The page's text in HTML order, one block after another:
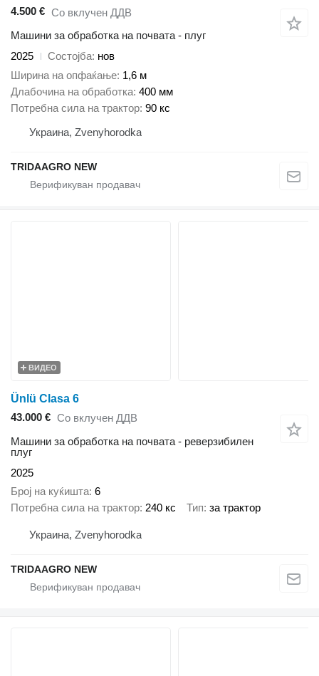
4.500 € Со вклучен ДДВ
Машини за обработка на почвата - плуг
2025
Состојба нов
Ширина на опфаќање 1,6 м
Длабочина на обработка 400 мм
Потребна сила на трактор 90 кс
Украина, Zvenyhorodka
TRIDAAGRO NEW
ВИДЕО
Ünlü Clasa 6
43.000 € Со вклучен ДДВ
Машини за обработка на почвата - реверзибилен
плуг
2025
Број на куќишта 6
Потребна сила на трактор 240 кс Тип за трактор
Украина, Zvenyhorodka
TRIDAAGRO NEW